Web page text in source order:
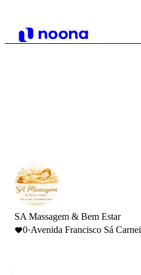
SA Massagem & Bem Estar
0·Avenida Francisco Sá